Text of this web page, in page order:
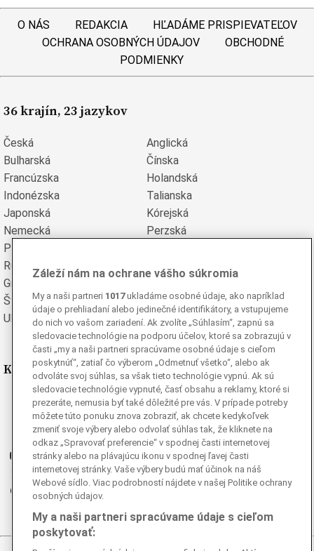
O NÁS REDAKCIA
HĽADÁME PRISPIEVATEĽOV
OCHRANA OSOBNÝCH ÚDAJOV
OBCHODNÉ
PODMIENKY
36 krajín, 23 jazykov
Česká
Anglická
Bulharská
Čínska
Francúzska
Holandská
Indonézska
Talianska
Japonská
Kórejská
Nemecká
Perzská
Poľská
Rumunská
Ruská
Grécka
Švédska
Turecká
Ukrajinská
Vietnamská
Kde nás nájdete
Facebook
Instagram
Ganjing
Youtube
Twitter
Telegram
Záleží nám na ochrane vášho súkromia
My a naši partneri 1017ukladáme osobné údaje, ako napríklad
údaje o prehliadaní alebo jedinečné identifikátory, a vstupujeme
do nich vo vašom zariadení. Ak zvolíte „Súhlasím“, zapnú sa
sledovacie technológie na podporu účelov, ktoré sa zobrazujú v
časti „my a naši partneri spracúvame osobné údaje s cieľom
poskytnúť“, zatiaľ čo výberom „Odmetnuť všetko“, alebo ak
odvoláte svoj súhlas, sa však tieto technológie vypnú. Ak sú
sledovacie technológie vypnuté, časť obsahu a reklamy, ktoré si
prezeráte, nemusia byť také dôležité pre vás. V prípade potreby
môžete túto ponuku znova zobraziť, ak chcete kedykoľvek
zmeniť svoje výbery alebo odvolať súhlas tak, že kliknete na
odkaz „Spravovať preferencie“ v spodnej časti internetovej
stránky alebo na plávajúcu ikonu v spodnej ľavej časti
internetovej stránky. Vaše výbery budú mať účinok na náš
Webové sídlo. Viac podrobností nájdete v našej Politike ochrany
osobných údajov.
My a naši partneri spracúvame údaje s cieľom
poskytovať: